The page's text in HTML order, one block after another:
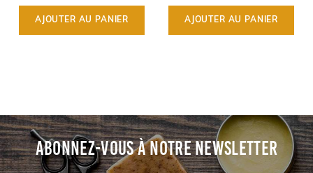
AJOUTER AU PANIER AJOUTER AU PANIER
ABONNEZ-VOUS À NOTRE NEWSLETTER